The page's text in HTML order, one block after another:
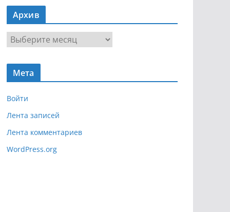
в
г
я
Архив
р
х
Мета
Войти
Лента записей
Лента комментариев
WordPress.org